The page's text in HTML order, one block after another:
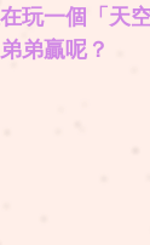
玩一個「天
弟贏呢？